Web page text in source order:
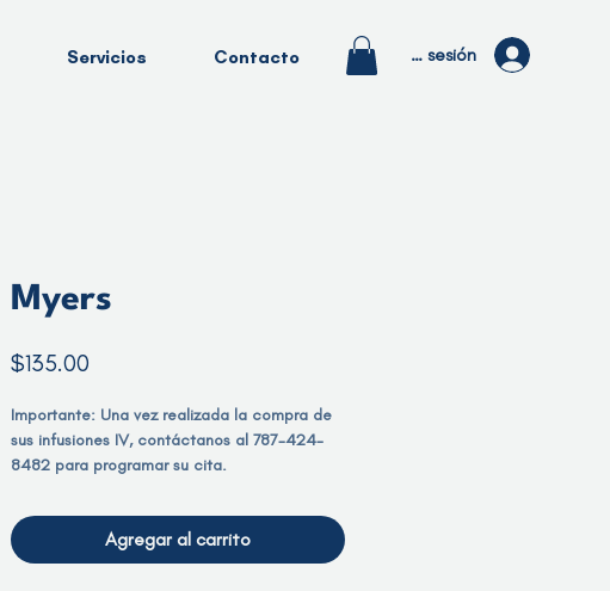
Servicios Contacto Iniciar sesión
Myers
$135.00
Importante: Una vez realizada la compra de
sus infusiones IV, contáctanos al 787-424-
8482 para programar su cita.
Agregar al carrito